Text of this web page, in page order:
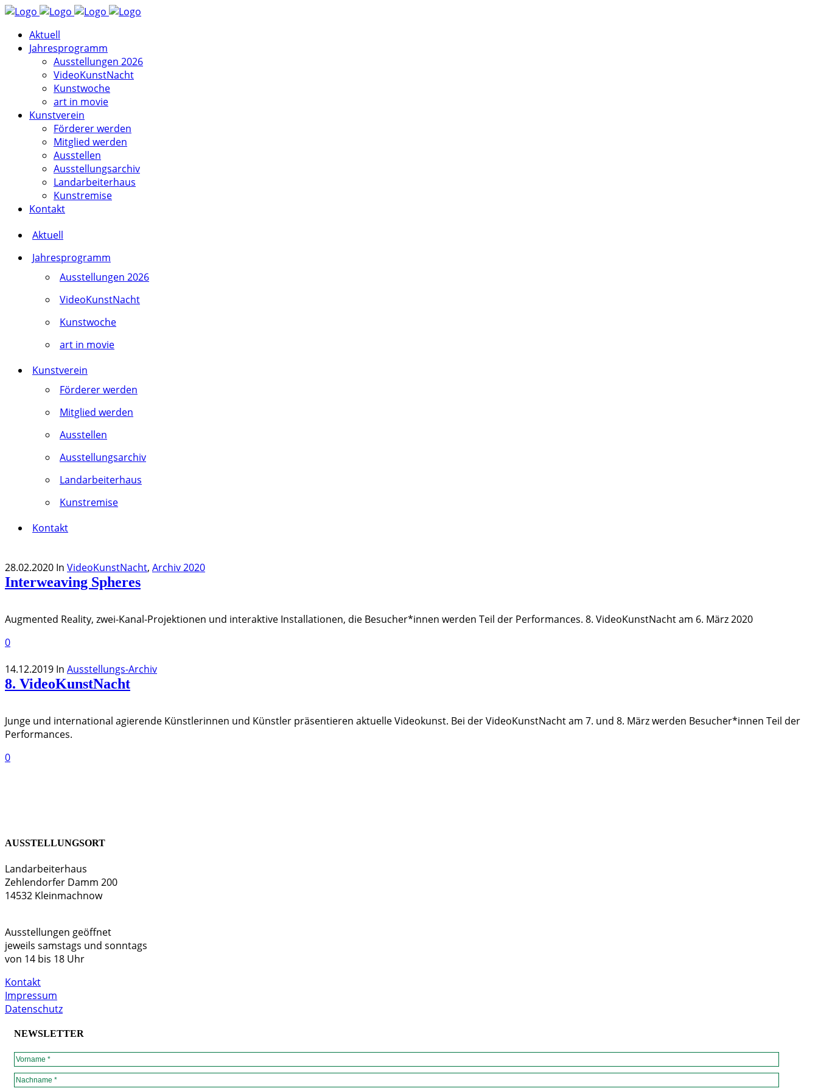
Aktuell
Jahresprogramm
Ausstellungen 2026
VideoKunstNacht
Kunstwoche
art in movie
Kunstverein
Förderer werden
Mitglied werden
Ausstellen
Ausstellungsarchiv
Landarbeiterhaus
Kunstremise
Kontakt
Aktuell
Jahresprogramm
Ausstellungen 2026
VideoKunstNacht
Kunstwoche
art in movie
Kunstverein
Förderer werden
Mitglied werden
Ausstellen
Ausstellungsarchiv
Landarbeiterhaus
Kunstremise
Kontakt
28.02.2020 In VideoKunstNacht, Archiv 2020
Interweaving Spheres
Augmented Reality, zwei-Kanal-Projektionen und interaktive Installationen, die Besucher*innen werden Teil der Performances. 8. VideoKunstNacht am 6. März 2020
0
14.12.2019 In Ausstellungs-Archiv
8. VideoKunstNacht
Junge und international agierende Künstlerinnen und Künstler präsentieren aktuelle Videokunst. Bei der VideoKunstNacht am 7. und 8. März werden Besucher*innen Teil der
Performances.
0
AUSSTELLUNGSORT
Landarbeiterhaus
Zehlendorfer Damm 200
14532 Kleinmachnow
Ausstellungen geöffnet
jeweils samstags und sonntags
von 14 bis 18 Uhr
Kontakt
Impressum
Datenschutz
NEWSLETTER